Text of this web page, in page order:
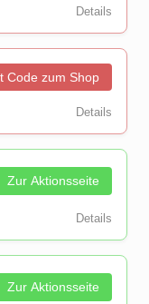
Details
Code zum Shop
Details
Zur Aktionsseite
Details
Zur Aktionsseite